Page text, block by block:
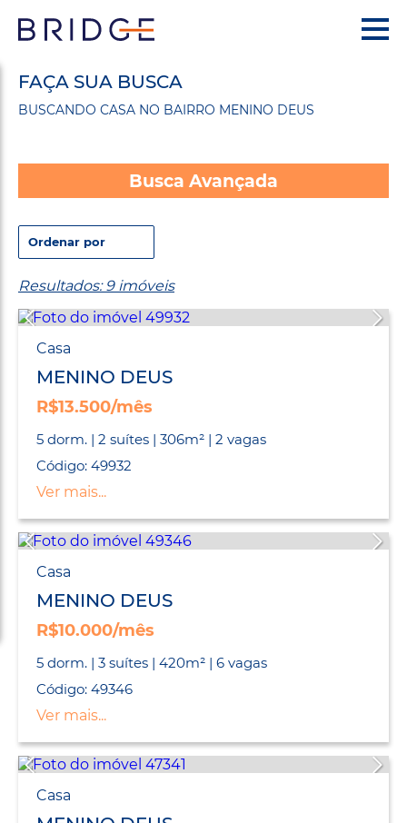
FAÇA SUA BUSCA
BUSCANDO CASA NO BAIRRO MENINO DEUS
Busca Avançada
Resultados: 9 imóveis
Casa
MENINO DEUS
R$13.500/mês
5 dorm. | 2 suítes | 306m² | 2 vagas
Código: 49932
Ver mais...
Casa
MENINO DEUS
R$10.000/mês
5 dorm. | 3 suítes | 420m² | 6 vagas
Código: 49346
Ver mais...
Casa